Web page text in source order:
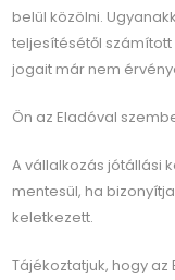
belül közölni.
teljesítésétől
jogait már nem
Ön az Eladóval
A vállalkozás jótállási
mentesül, ha
keletkezett.
Tájékoztatjuk, hogy